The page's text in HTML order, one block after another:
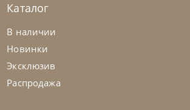
Samoa
Диван Spin
Каталог
В наличии
Новинки
Эксклюзив
Распродажа